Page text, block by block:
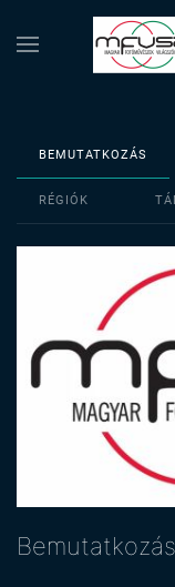
BEMUTATKOZÁS
RÉGIÓK
Bemutatkozás